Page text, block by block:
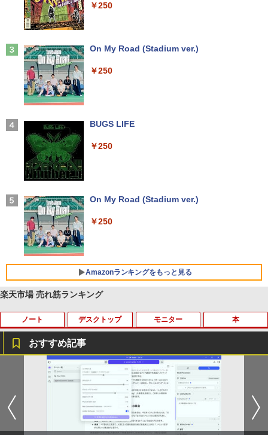
Anker Soundcore Liberty 5 ミッドナイトブ
【2026年アップグレード版】AOKIMI ワイヤ
軽量 ブルートゥースHi-Fi 最大36時間再生 ぶ
￥1,964
リング ANC 36時間再生
￥2,980
￥250
On My Road (Stadium ver.)
￥250
BUGS LIFE
￥250
On My Road (Stadium ver.)
￥250
Amazonランキングをもっと見る
【Amazon.co.jp限定】 い・ろ・は・す 2L P
ET ラベルレス ×8本
￥1,001
by Amazon 天然水 ラベルレス 500ml ×24本
富士山の天然水 バナジウム含有 水 ミネラル
ウォーター ペットボトル 静岡県産 500ミリリ
ットル (Smart Basic)
薬屋のひとりごと 17巻 (デジタル版ビッグガ
ンガンコミックス)
￥770
異世界居酒屋「のぶ」(22) (角川コミックス・
エース)
￥832
楽天市場 売れ筋ランキング
ノート
2025福袋 数量限定 ノートパソコン 富士
通 NEC DELL 等Core i5 超高速新品SSD
256GB メモリ8GB WIFI Bluetooth 15.6
インチ大画面 中古パソコン アウトレット
Polaris Office付き Win10/Win11選べる!
送料無料 中古ノートパソコン 期限限定
初心者安心保証 初期設定済 返品OK
デスクトップ
【今だけ】全品ポイント10倍 お買い物マ
ラソン★8/4～8/11★中古パソコン デス
クトップPC EPSON Endeavor ST190E
Core i3 8100T メモリ8GB / 16GB 中古S
SD128GB / 256GB Windows11 Pro 64b
it【送料無料】【1年保証】
モニター
8K DisplayPort ケーブル 1.4規格240Hz
対応 ディスプレイポート ケーブル dpケ
ーブル HDR対応 8K@60HZ/4K@144Hz/
2K@240Hz 32.4Gbps ハイスピード DP
ケーブル ナイロン編み PC テレビ PS5 P
S4 PS3 対応
本
おいしい！イラストレッスン クレパス
で描きました [ momo ]
￥1,518
おすすめ記事